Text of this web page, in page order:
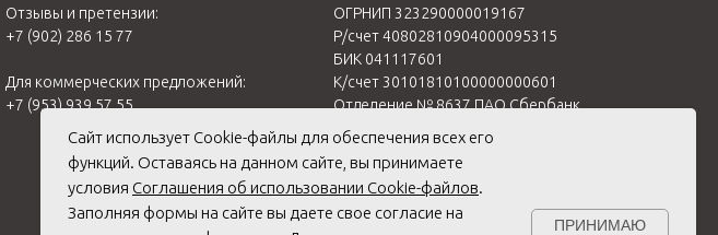
Отзывы и претензии:
+7 (902) 286 15 77
Для коммерческих предложений:
+7 (953) 939 57 55
ОГРНИП 323290000019167
Р/счет 40802810904000095315
БИК 041117601
К/счет 30101810100000000601
Отделение № 8637 ПАО Сбербанк
г. Архангельск
Сайт использует Cookie-файлы для обеспечения всех его
функций. Оставаясь на данном сайте, вы принимаете
условия Соглашения об использовании Cookie-файлов.
Заполняя формы на сайте вы даете свое согласие на
ПРИНИМАЮ